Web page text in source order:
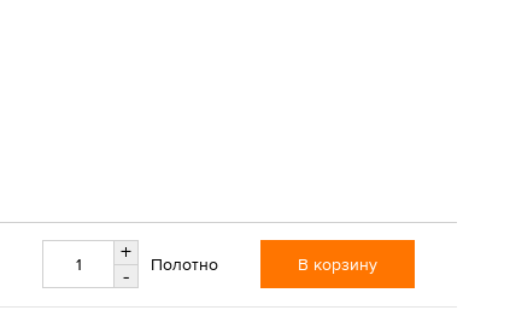
+
-
Полотно В корзину